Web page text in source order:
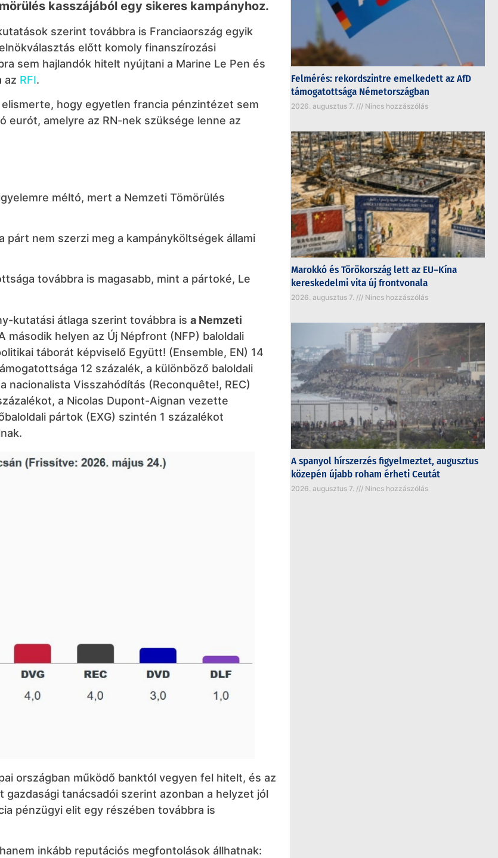
kasszájából egy sikeres kampányhoz.
szerint továbbra is Franciaország egyik
előtt komoly finanszírozási
sem hajlandók hitelt nyújtani a Marine Le Pen és
az RFI.
hogy egyetlen francia pénzintézet sem
eurót, amelyre az RN-nek szüksége lenne az
méltó, mert a Nemzeti Tömörülés
nem szerzi meg a kampányköltségek állami
továbbra is magasabb, mint a pártoké, Le
kutatási átlaga szerint továbbra is a Nemzeti
második helyen az Új Népfront (NFP) baloldali
táborát képviselő Együtt! (Ensemble, EN) 14
12 százalék, a különböző baloldali
nacionalista Visszahódítás (Reconquête!, REC)
a Nicolas Dupont-Aignan vezette
pártok (EXG) szintén 1 százalékot
országban működő banktól vegyen fel hitelt, és az
tanácsadói szerint azonban a helyzet jól
pénzügyi elit egy részében továbbra is
inkább reputációs megfontolások állhatnak:
Felmérés: rekordszintre emelkedett az AfD
támogatottsága Németországban
2026. augusztus 7. Nincs hozzászólás
Marokkó és Törökország lett az EU–Kína
kereskedelmi vita új frontvonala
2026. augusztus 7. Nincs hozzászólás
A spanyol hírszerzés figyelmeztet, augusztus
közepén újabb roham érheti Ceutát
2026. augusztus 7. Nincs hozzászólás